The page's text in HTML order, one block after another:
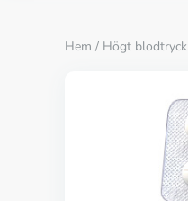
Hem / Högt blodtryck